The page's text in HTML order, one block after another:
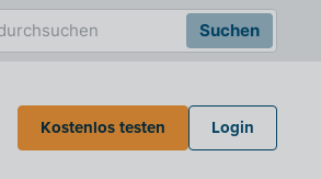
Suchen
Kostenlos testen Login